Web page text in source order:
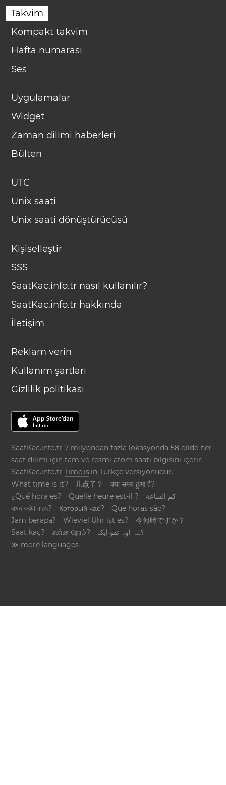
Takvim
Kompakt takvim
Hafta numarası
Ses
Uygulamalar
Widget
Zaman dilimi haberleri
Bülten
UTC
Unix saati
Unix saati dönüştürücüsü
Kişiselleştir
SSS
SaatKac.info.tr nasıl kullanılır?
SaatKac.info.tr hakkında
İletişim
Reklam verin
Kullanım şartları
Gizlilik politikası
SaatKac.info.tr 7 milyondan fazla lokasyonda 58 dilde her
saat dilimi için tam ve resmi atom saati bilgisini içerir.
SaatKac.info.trTime.is'in Türkçe versiyonudur.
What time is it?
几点了？
क्या समय हुआ है?
¿Qué hora es?
Quelle heure est-il ?
كم الساعة
এখন কয়টা বাজে?
Который час?
Que horas são?
Jam berapa?
Wieviel Uhr ist es?
今何時ですか？
Saat kaç?
என்ன நேரம்?
؟ےہ اوہ تقو ایک
≫ more languages